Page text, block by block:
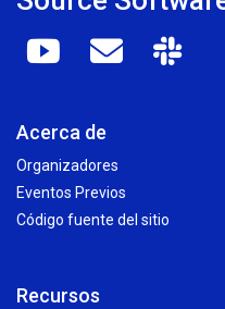
Acerca de
Organizadores
Eventos Previos
Código fuente del sitio
Recursos